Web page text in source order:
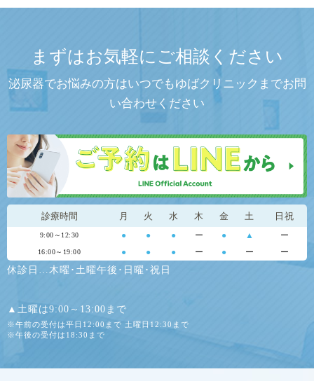
まずはお気軽にご相談ください
泌尿器でお悩みの方はいつでもゆばクリニックまでお問
い合わせください
診療時間 月 火 水 木 金 土 日祝
9:00～12:30 ● ● ● ー ● ▲ ー
16:00～19:00 ● ● ● ー ● ー ー
休診日…木曜･土曜午後･日曜･祝日
▲土曜は9:00～13:00まで
※午前の受付は平日12:00まで 土曜日12:30まで
※午後の受付は18:30まで